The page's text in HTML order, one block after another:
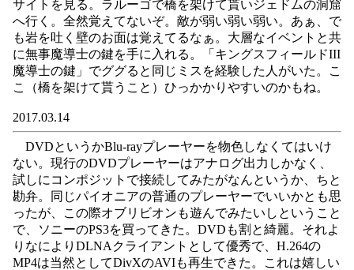
サイトを見る。ラルーゴで橋を架けて貰いジェドムの洞窟
へ行く。全然覚えてないぞ。敵が弱い弱い弱い。あぁ、で
も岩を吐く壁のお面は覚えてるなぁ。大層なイベントと共
に無事魔導士の鍵を手に入れる。「キングスフィールドIII
魔導士の鍵」でググると同じミスを経験した人がいた。こ
こ（橋を架けて貰うこと）ひっかかりやすいのかもね。
2017.03.14
DVDというかBlu-rayプレーヤーを物色しなくてはいけ
ない。現行のDVDプレーヤーはアナログ出力しかなく、
試しにコンポジットで接続してみたがなんというか、ちと
勘弁。同じパイオニアの普通のプレーヤーでいいかとも思
ったが、この際オブリビオンも遊んでみたいしということ
で、ソニーのPS3を買ってきた。DVDも割と綺麗。それよ
りなによりDLNAクライアントとして優秀で、H.264の
MP4は当然としてDivXのAVIも再生できた。これは嬉しい